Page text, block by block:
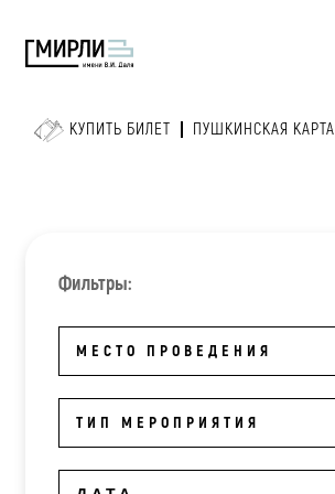
КУПИТЬ БИЛЕТ ПУШКИНСКАЯ КАРТА
Фильтры:
МЕСТО ПРОВЕДЕНИЯ
ТИП МЕРОПРИЯТИЯ